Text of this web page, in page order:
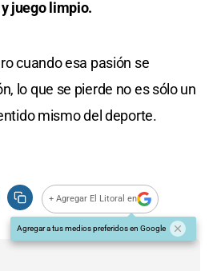
juego limpio.
cuando esa pasión se
lo que se pierde no es sólo un
mismo del deporte.
+ Agregar El Litoral en
Agregar a tus medios preferidos en Google